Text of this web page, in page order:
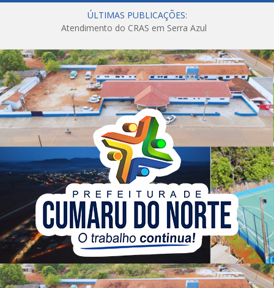
ÚLTIMAS PUBLICAÇÕES:
Atendimento do CRAS em Serra Azul